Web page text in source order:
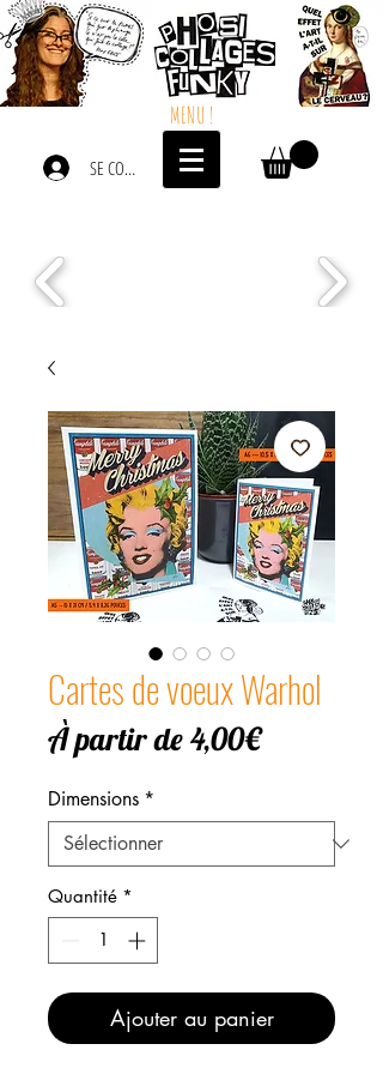
MENU !
SE CONNECTER
Cartes de voeux Warhol
À partir de4,00€Prix
Dimensions *
Quantité *
Ajouter au panier